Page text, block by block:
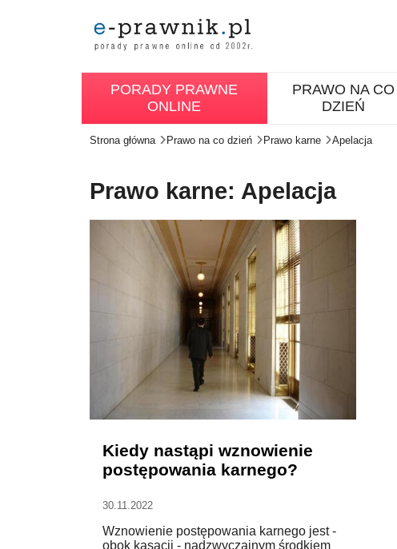
PORADY PRAWNE
ONLINE
PRAWO NA CO
DZIEŃ
Strona główna Prawo na co dzień Prawo karne Apelacja
Prawo karne: Apelacja
Kiedy nastąpi wznowienie
postępowania karnego?
30.11.2022
Wznowienie postępowania karnego jest -
obok kasacji - nadzwyczajnym środkiem